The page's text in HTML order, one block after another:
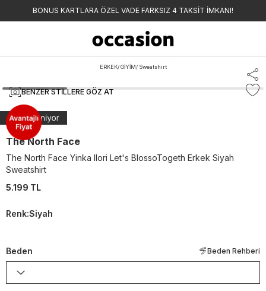
BONUS KARTLARA ÖZEL VADE FARKSIZ 4 TAKSİT İMKANI!
ERKEK/ GİYİM/ Sweatshirt
BENZER STILLERE GÖZ AT
The North Face
The North Face Yinka Ilori Let's BlossoTogeth Erkek Siyah
Sweatshirt
5.199 TL
Renk:Siyah
Beden Beden Rehberi